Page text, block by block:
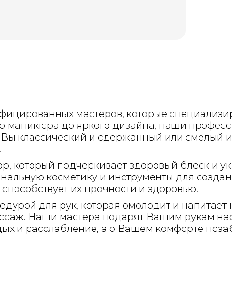
мастеров, которые
маникюра до яркого дизайна, наши
классический и сдержанный или смелый и
который подчеркивает здоровый блеск и
косметику и инструменты для
их прочности и здоровью.
для рук, которая омолодит и
Наши мастера подарят Вашим рукам
и расслабление, а о Вашем комфорте